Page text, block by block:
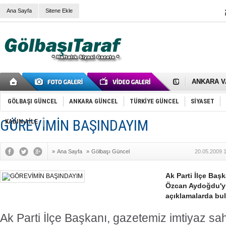
Ana Sayfa Sitene Ekle
Cemal
Samet
FAİZ
Mikail
Gölbaşı
İNCEK
GÖLBAŞI GÜNCEL ANKARA GÜNCEL TÜRKİYE GÜNCEL SİYASET
KADIN AİLE
GÖREVİMİN BAŞINDAYIM
» Ana Sayfa » Gölbaşı Güncel 20.05.2009
Ak Parti İlçe
Özcan
açıklamalarda
Ak Parti İlçe Başkanı, gazetemiz imtiyaz